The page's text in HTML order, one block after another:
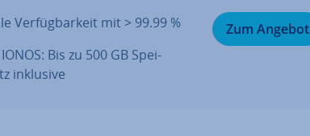
Ver­füg­bar­keit mit > 99.99 %
Bis zu 500 GB Spei­
inklusive
Zum Angebot